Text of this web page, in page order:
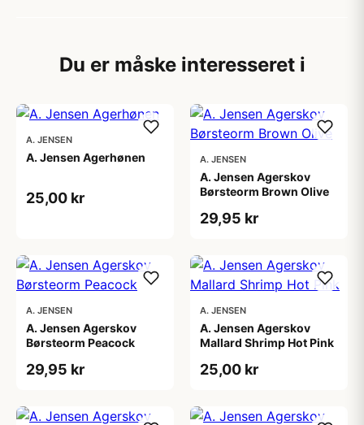
Du er måske interesseret i
A. JENSEN
A. Jensen Agerhønen
25,00 kr
A. JENSEN
A. Jensen Agerskov
Børsteorm Brown Olive
29,95 kr
A. JENSEN
A. Jensen Agerskov
Børsteorm Peacock
29,95 kr
A. JENSEN
A. Jensen Agerskov
Mallard Shrimp Hot Pink
25,00 kr